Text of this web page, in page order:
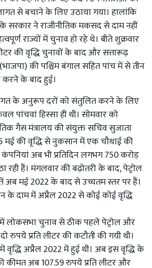
से बचाने के लिए उठाया गया। हालांकि
सरकार ने राजीनीतिक मकसद से दाम नहीं
राज्यों में चुनाव हो रहे थे। बीते शुक्रवार
की वृद्धि चुनावों के बाद और सत्तारूढ़
(भाजपा) की पश्चिम बंगाल सहित पांच में से तीन
करने के बाद हुई।
के अनुरूप दरों को संतुलित करने के लिए
पांचवां हिस्सा ही थी। सोमवार को
गैस मंत्रालय की संयुक्त सचिव सुजाता
मई की वृद्धि से नुकसान में एक चौथाई की
अब भी प्रतिदिन लगभग 750 करोड़
हैं। मंगलवार की बढ़ोतरी के बाद, पेट्रोल
मई 2022 के बाद से उच्चतम स्तर पर हैं।
के दाम में अप्रैल 2022 से कोई कोई वृद्धि
में लोकसभा चुनाव से ठीक पहले पेट्रोल और
रुपये प्रति लीटर की कटौती की गयी थी।
वृद्धि अप्रैल 2022 में हुई थी। अब इस वृद्धि के
कीमत अब 107.59 रुपये प्रति लीटर और